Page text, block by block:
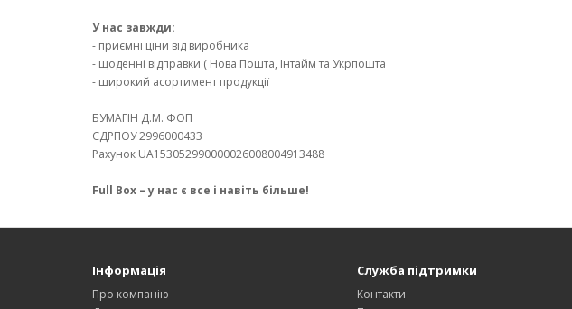
У нас завжди:
- приємні ціни від виробника
- щоденні відправки ( Нова Пошта, Інтайм та Укрпошта
- широкий асортимент продукції
БУМАГIН Д.М. ФОП
ЄДРПОУ 2996000433
Рахунок UA153052990000026008004913488
Full Box – у нас є все і навіть більше!
Інформація
Про компанію
Служба підтримки
Контакти